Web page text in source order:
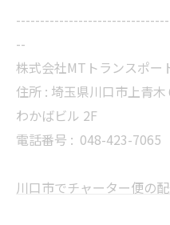
--
株式会社MTトランスポー
住所 : 埼玉県川口市上青
わかばビル 2F
電話番号 : 048-423-7065
川口市でチャーター便の